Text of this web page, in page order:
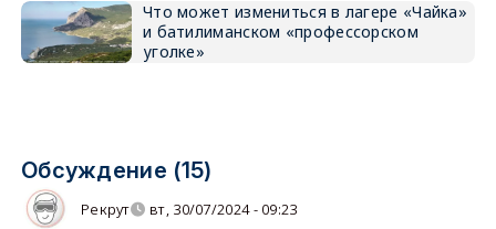
Что может измениться в лагере «Чайка»
и батилиманском «профессорском
уголке»
Обсуждение (15)
Рекрут вт, 30/07/2024 - 09:23